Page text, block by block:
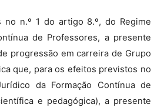
no n.º 1 do artigo 8.º, do Regime
de Professores, a presente
progressão em carreira de Grupo
que, para os efeitos previstos no
da Formação Contínua de
e pedagógica), a presente